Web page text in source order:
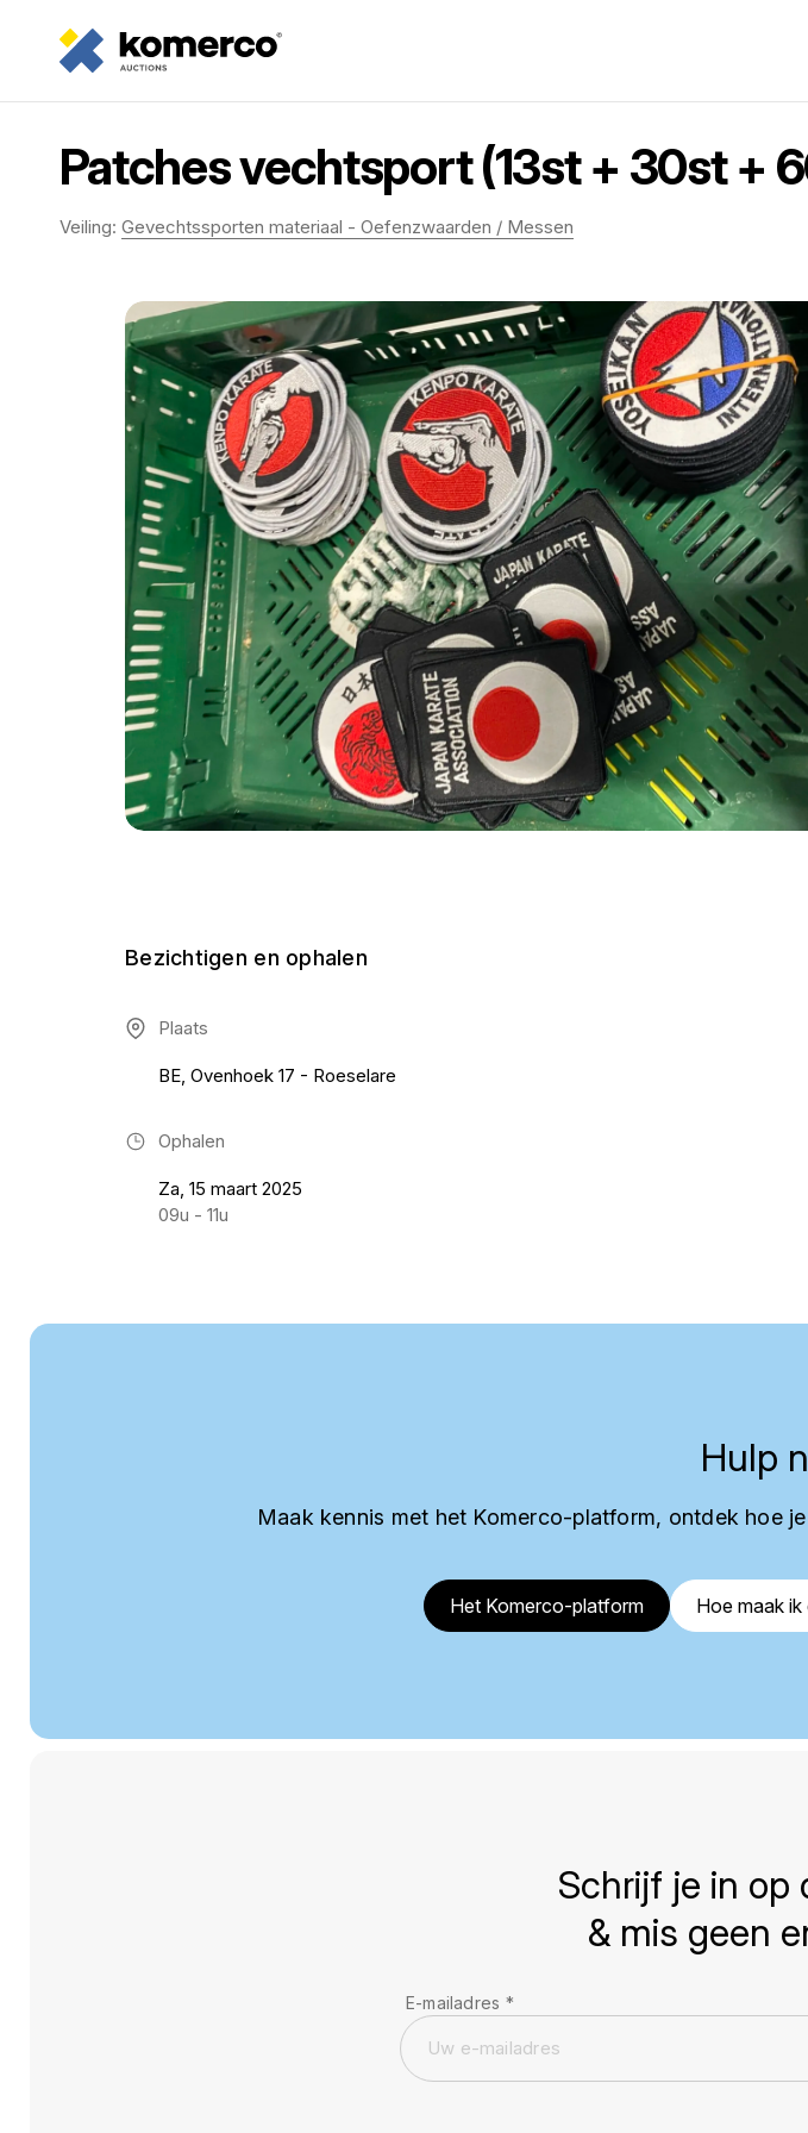
Patches vechtsport (13st + 30st +
Veiling: Gevechtssporten materiaal - Oefenzwaarden / Messen
Bezichtigen en ophalen
Plaats
BE, Ovenhoek 17 - Roeselare
Ophalen
Za, 15 maart 2025
09u - 11u
Hulp
Maak kennis met het Komerco-platform, ontdek hoe
Het Komerco-platform Hoe maak
Schrijf je in op
& mis geen
E-mailadres *